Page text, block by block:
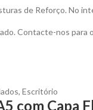
de Reforço. No
Contacte-nos
, Escritório
com Capa